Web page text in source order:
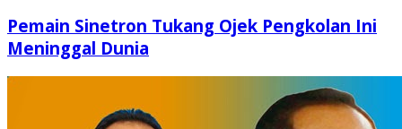
Pemain Sinetron Tukang Ojek Pengkolan Ini
Meninggal Dunia